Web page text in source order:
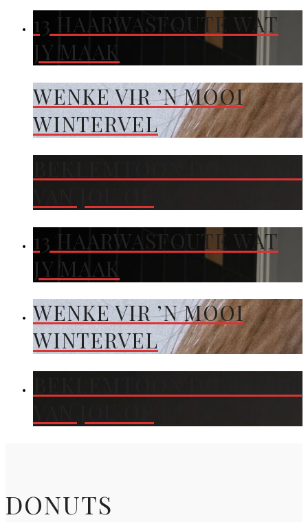
13 HAARWASFOUTE WAT
JY MAAK
WENKE VIR ’N MOOI
WINTERVEL
13 HAARWASFOUTE WAT
JY MAAK
WENKE VIR ’N MOOI
WINTERVEL
DONUTS